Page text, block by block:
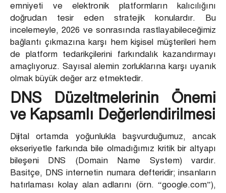
emniyeti ve elektronik platformların kalıcılığını
doğrudan tesir eden stratejik konulardır. Bu
incelemeyle, 2026 ve sonrasında rastlayabileceğimiz
bağlantı çıkmazına karşı hem kişisel müşterileri hem
de platform tedarikçilerini farkındalık kazandırmayı
amaçlıyoruz. Sayısal alemin zorluklarına karşı uyanık
olmak büyük değer arz etmektedir.
DNS Düzeltmelerinin Önemi
ve Kapsamlı Değerlendirilmesi
Dijital ortamda yoğunlukla başvurduğumuz, ancak
ekseriyetle farkında bile olmadığımız kritik bir altyapı
bileşeni DNS (Domain Name System) vardır.
Basitçe, DNS internetin numara defteridir; insanların
hatırlaması kolay alan adlarını (örn. “google.com”),